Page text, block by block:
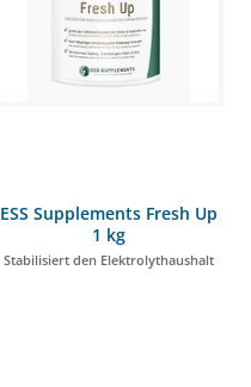
ESS Supplements Fresh Up
1 kg
Stabilisiert den Elektrolythaushalt